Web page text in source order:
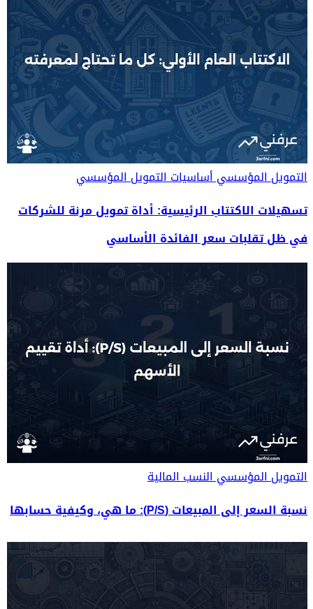
التمويل المؤسسيأساسيات التمويل المؤسسي
تسهيلات الاكتتاب الرئيسية: أداة تمويل مرنة للشركات
في ظل تقلبات سعر الفائدة الأساسي
التمويل المؤسسيالنسب المالية
نسبة السعر إلى المبيعات (P/S): ما هي، وكيفية حسابها